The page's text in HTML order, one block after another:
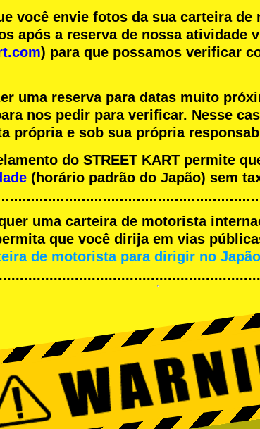
você envie fotos da sua carteira de
após a reserva de nossa atividade
) para que possamos verificar
uma reserva para datas muito
nos pedir para verificar. Nesse
própria e sob sua própria
do STREET KART permite
(horário padrão do Japão) sem
uma carteira de motorista
que você dirija em vias
de motorista para dirigir no